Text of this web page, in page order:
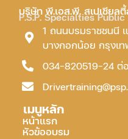
บริษัท พี.เอส.พี. สเปเชียล
P.S.P. Specialties
1 ถนนบรมราชชนนี
บางกอกน้อย กรุงเท
034-820519-24 ต่
เมนูหลัก
หน้าแรก
หัวข้ออบรม